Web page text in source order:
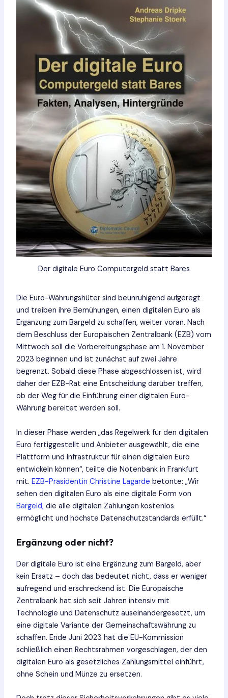
Der digitale Euro Computergeld statt Bares
Die Euro-Währungshüter sind beunruhigend aufgeregt
und treiben ihre Bemühungen, einen digitalen Euro als
Ergänzung zum Bargeld zu schaffen, weiter voran. Nach
dem Beschluss der Europäischen Zentralbank (EZB) vom
Mittwoch soll die Vorbereitungsphase am 1. November
2023 beginnen und ist zunächst auf zwei Jahre
begrenzt. Sobald diese Phase abgeschlossen ist, wird
daher der EZB-Rat eine Entscheidung darüber treffen,
ob der Weg für die Einführung einer digitalen Euro-
Währung bereitet werden soll.
In dieser Phase werden „das Regelwerk für den digitalen
Euro fertiggestellt und Anbieter ausgewählt, die eine
Plattform und Infrastruktur für einen digitalen Euro
entwickeln können“, teilte die Notenbank in Frankfurt
mit. EZB-Präsidentin Christine Lagarde betonte: „Wir
sehen den digitalen Euro als eine digitale Form von
Bargeld, die alle digitalen Zahlungen kostenlos
ermöglicht und höchste Datenschutzstandards erfüllt.“
Ergänzung oder nicht?
Der digitale Euro ist eine Ergänzung zum Bargeld, aber
kein Ersatz – doch das bedeutet nicht, dass er weniger
aufregend und erschreckend ist. Die Europäische
Zentralbank hat sich seit Jahren intensiv mit
Technologie und Datenschutz auseinandergesetzt, um
eine digitale Variante der Gemeinschaftswährung zu
schaffen. Ende Juni 2023 hat die EU-Kommission
schließlich einen Rechtsrahmen vorgeschlagen, der den
digitalen Euro als gesetzliches Zahlungsmittel einführt,
ohne Schein und Münze zu ersetzen.